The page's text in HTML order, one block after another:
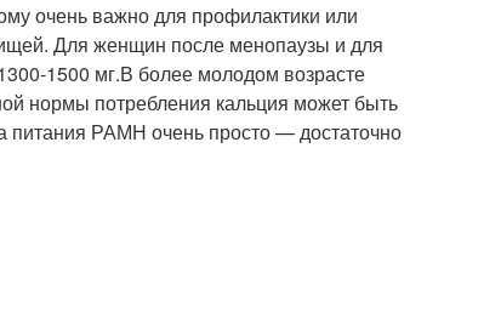
очень важно для профилактики или
Для женщин после менопаузы и для
1500 мг.В более молодом возрасте
нормы потребления кальция может быть
питания РАМН очень просто — достаточно